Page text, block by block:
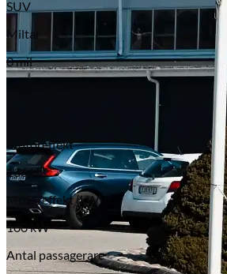
SUV
Miltal
0 mil
Motoreffekt
136 HK
Motoreffekt (kW)
100 kW
Antal passagerare